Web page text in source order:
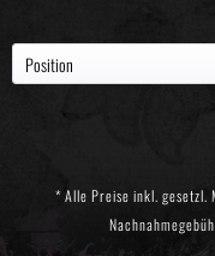
* Alle Preise inkl. gesetzl.